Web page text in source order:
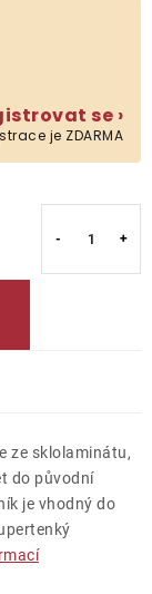
se ›
je ZDARMA
ze sklolaminátu,
do původní
je vhodný do